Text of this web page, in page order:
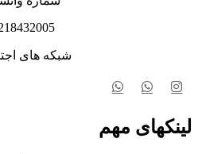
شبکه های
لینکهای مهم